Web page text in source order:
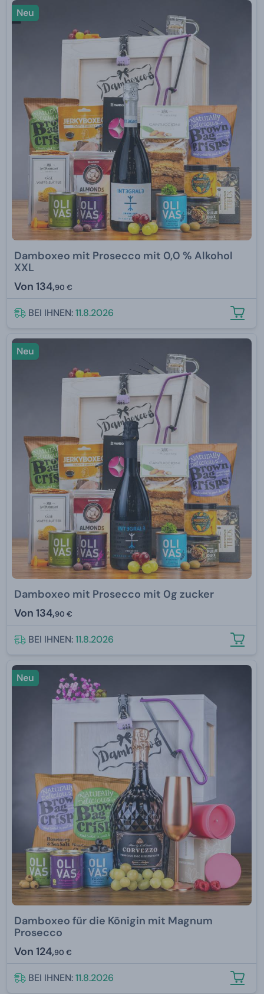
Neu
Damboxeo mit Prosecco mit 0,0 % Alkohol
XXL
Von 134,90 €
BEI IHNEN:11.8.2026
Neu
Damboxeo mit Prosecco mit 0g zucker
Von 134,90 €
BEI IHNEN:11.8.2026
Neu
Damboxeo für die Königin mit Magnum
Prosecco
Von 124,90 €
BEI IHNEN:11.8.2026